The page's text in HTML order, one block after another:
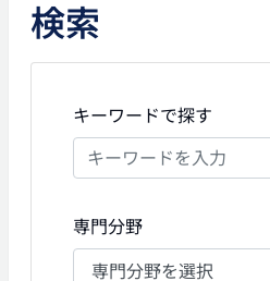
検索
キーワードで探す
専門分野